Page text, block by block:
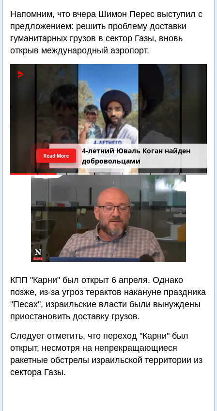
Напомним, что вчера Шимон Перес выступил с
предложением: решить проблему доставки
гуманитарных грузов в сектор Газы, вновь
открыв международный аэропорт.
4-летний Юваль Коган найден
добровольцами
Read More
КПП "Карни" был открыт 6 апреля. Однако
позже, из-за угроз терактов накануне праздника
"Песах", израильские власти были вынуждены
приостановить доставку грузов.
Следует отметить, что переход "Карни" был
открыт, несмотря на непрекращающиеся
ракетные обстрелы израильской территории из
сектора Газы.